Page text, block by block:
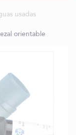
usadas
orientable